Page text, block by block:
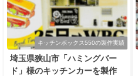
キッチンボックス550の製作実績
埼玉県狭山市「ハミングバー
ド」様のキッチンカーを製作